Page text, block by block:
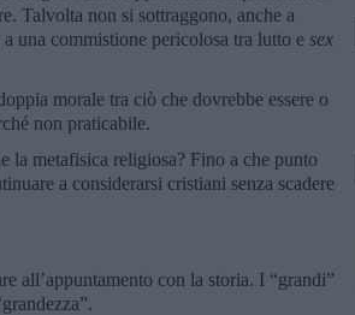
Talvolta non si sottraggono, anche a
una commistione pericolosa tra lutto e sex
morale tra ciò che dovrebbe essere o
non praticabile.
la metafisica religiosa? Fino a che punto
a considerarsi cristiani senza scadere
all’appuntamento con la storia. I “grandi”